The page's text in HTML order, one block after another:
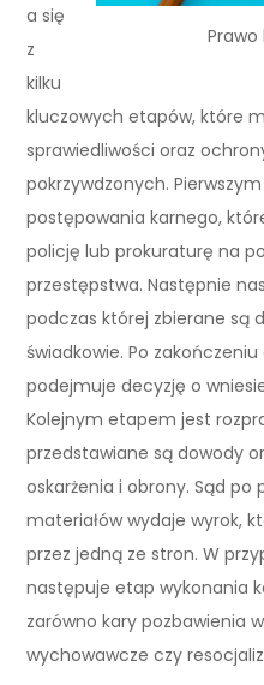
Prawo
a się
z
kilku
kluczowych etapów, które
sprawiedliwości oraz
pokrzywdzonych.
postępowania karnego,
policję lub prokuraturę na
przestępstwa. Następnie
podczas której zbierane są
świadkowie. Po
podejmuje decyzję o
Kolejnym etapem jest
przedstawiane są dowody
oskarżenia i obrony. Sąd po
materiałów wydaje wyrok,
przez jedną ze stron. W
następuje etap wykonania
zarówno kary pozbawienia
wychowawcze czy